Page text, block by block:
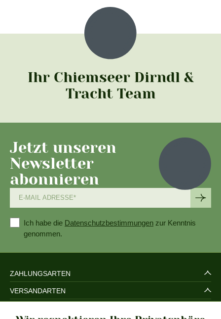
Ihr Chiemseer Dirndl &
Tracht Team
Jetzt unseren
Newsletter
abonnieren
Ich habe die Datenschutzbestimmungen zur Kenntnis
genommen.
ZAHLUNGSARTEN
VERSANDARTEN